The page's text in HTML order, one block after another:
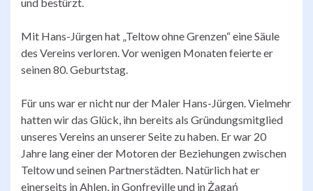
Mit Hans-Jürgen hat „Teltow ohne Grenzen“ eine Säule
des Vereins verloren. Vor wenigen Monaten feierte er
seinen 80. Geburtstag.
Für uns war er nicht nur der Maler Hans-Jürgen. Vielmehr
hatten wir das Glück, ihn bereits als Gründungsmitglied
unseres Vereins an unserer Seite zu haben. Er war 20
Jahre lang einer der Motoren der Beziehungen zwischen
Teltow und seinen Partnerstädten. Natürlich hat er
einerseits in Ahlen, in Gonfreville und in Żagań